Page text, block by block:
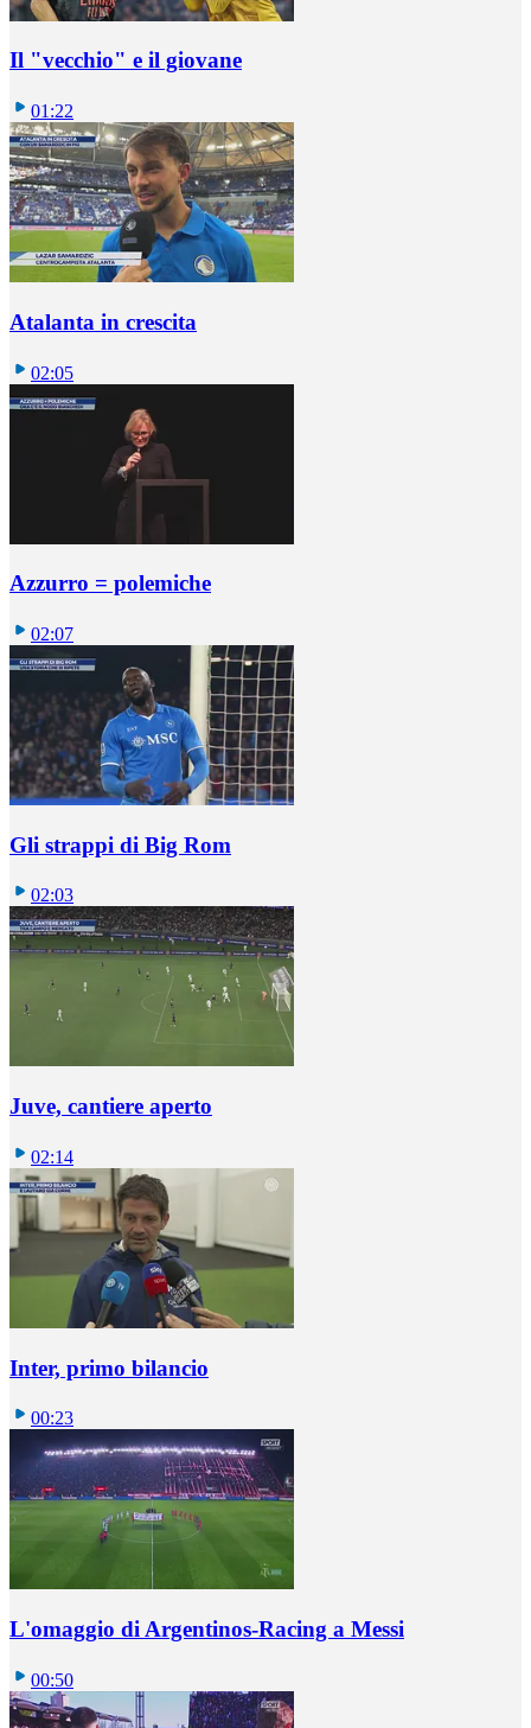
Il "vecchio" e il giovane
01:22
Atalanta in crescita
02:05
Azzurro = polemiche
02:07
Gli strappi di Big Rom
02:03
Juve, cantiere aperto
02:14
Inter, primo bilancio
00:23
L'omaggio di Argentinos-Racing a Messi
00:50